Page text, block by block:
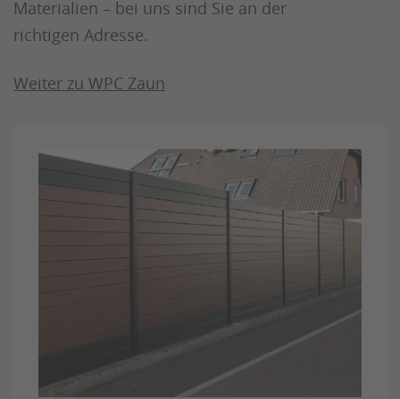
Materialien – bei uns sind Sie an der
richtigen Adresse.
Weiter zu WPC Zaun